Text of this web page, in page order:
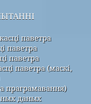
паветра
паветра
паветра
паветра (маскі,
праграмавання)
даных